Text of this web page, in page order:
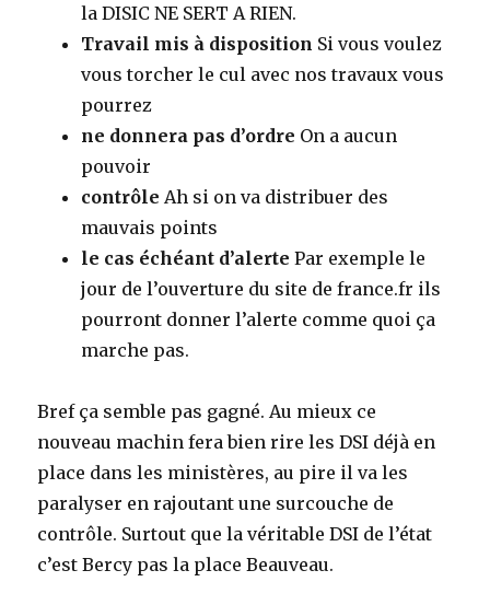
la DISIC NE SERT A RIEN.
Travail mis à disposition Si vous voulez
vous torcher le cul avec nos travaux vous
pourrez
ne donnera pas d’ordre On a aucun
pouvoir
contrôle Ah si on va distribuer des
mauvais points
le cas échéant d’alerte Par exemple le
jour de l’ouverture du site de france.fr ils
pourront donner l’alerte comme quoi ça
marche pas.
Bref ça semble pas gagné. Au mieux ce
nouveau machin fera bien rire les DSI déjà en
place dans les ministères, au pire il va les
paralyser en rajoutant une surcouche de
contrôle. Surtout que la véritable DSI de l’état
c’est Bercy pas la place Beauveau.